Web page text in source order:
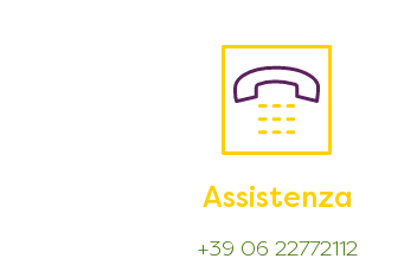
Assistenza
+39 06 22772112